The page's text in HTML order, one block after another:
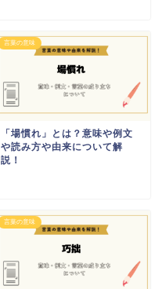
言葉の意味
「場慣れ」とは？意味や例文
や読み方や由来について解
説！
言葉の意味